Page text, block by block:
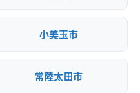
小美玉市
常陸太田市